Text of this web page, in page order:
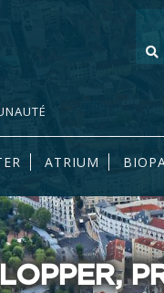
ATRIUM